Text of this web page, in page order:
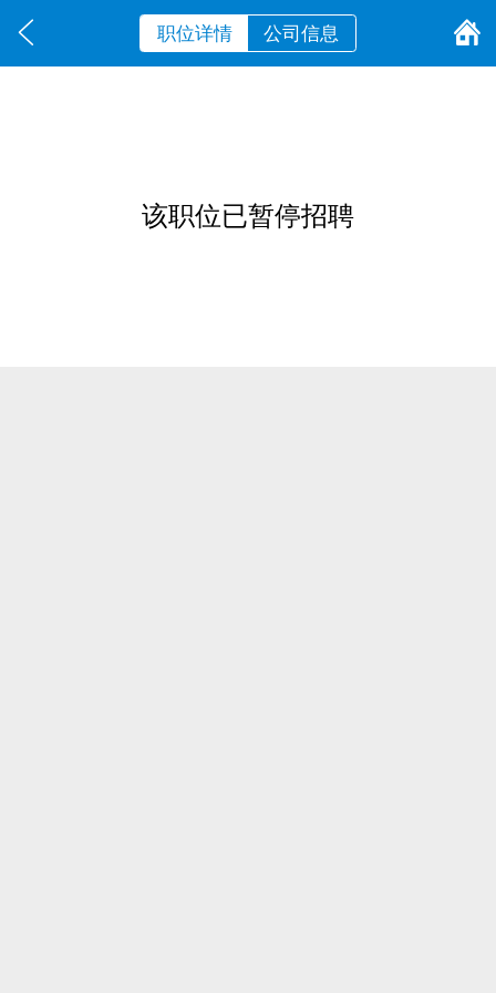
职位详情 公司信息
该职位已暂停招聘